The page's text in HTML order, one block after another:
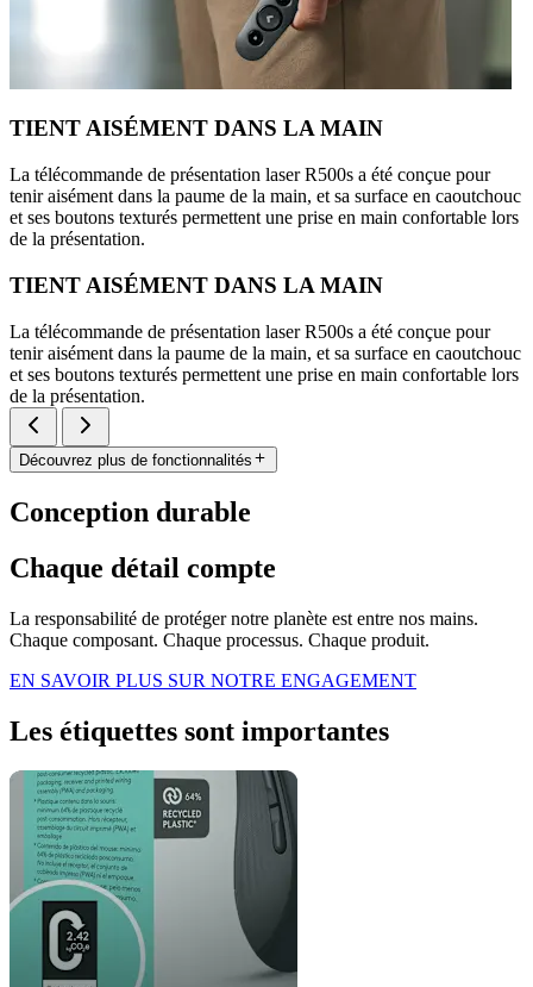
TIENT AISÉMENT DANS LA MAIN
La télécommande de présentation laser R500s a été conçue pour
tenir aisément dans la paume de la main, et sa surface en caoutchouc
et ses boutons texturés permettent une prise en main confortable lors
de la présentation.
TIENT AISÉMENT DANS LA MAIN
La télécommande de présentation laser R500s a été conçue pour
tenir aisément dans la paume de la main, et sa surface en caoutchouc
et ses boutons texturés permettent une prise en main confortable lors
de la présentation.
Découvrez plus de fonctionnalités
Conception durable
Chaque détail compte
La responsabilité de protéger notre planète est entre nos mains.
Chaque composant. Chaque processus. Chaque produit.
EN SAVOIR PLUS SUR NOTRE ENGAGEMENT
Les étiquettes sont importantes